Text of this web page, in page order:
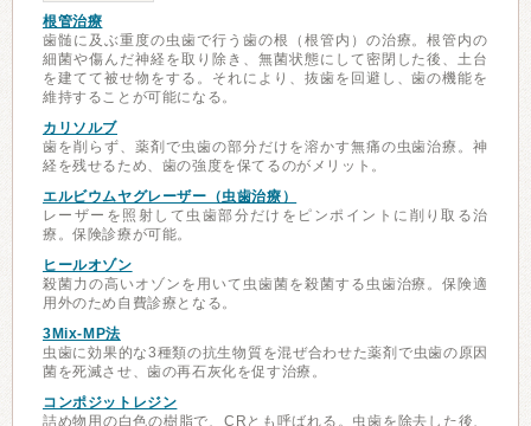
根管治療
歯髄に及ぶ重度の虫歯で行う歯の根（根管内）の治療。根管内の
細菌や傷んだ神経を取り除き、無菌状態にして密閉した後、土台
を建てて被せ物をする。それにより、抜歯を回避し、歯の機能を
維持することが可能になる。
カリソルブ
歯を削らず、薬剤で虫歯の部分だけを溶かす無痛の虫歯治療。神
経を残せるため、歯の強度を保てるのがメリット。
エルビウムヤグレーザー（虫歯治療）
レーザーを照射して虫歯部分だけをピンポイントに削り取る治
療。保険診療が可能。
ヒールオゾン
殺菌力の高いオゾンを用いて虫歯菌を殺菌する虫歯治療。保険適
用外のため自費診療となる。
3Mix-MP法
虫歯に効果的な3種類の抗生物質を混ぜ合わせた薬剤で虫歯の原因
菌を死滅させ、歯の再石灰化を促す治療。
コンポジットレジン
詰め物用の白色の樹脂で、CRとも呼ばれる。虫歯を除去した後、